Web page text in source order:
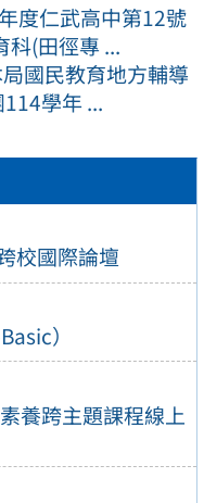
校國際論壇
）
養跨主題課程線上
度仁武高中第12號
科(田徑專 ...
國民教育地方輔導
學年 ...